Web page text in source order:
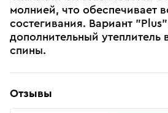
молнией, что обеспечивает
состегивания. Вариант
дополнительный утеплитель
спины.
Отзывы